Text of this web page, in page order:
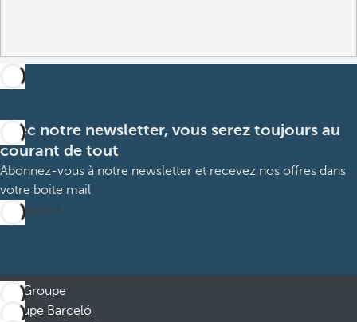
Avec notre newsletter, vous serez toujours au
courant de tout
Abonnez-vous à notre newsletter et recevez nos offres dans
votre boite mail
M’abonner
Groupe
Groupe Barceló